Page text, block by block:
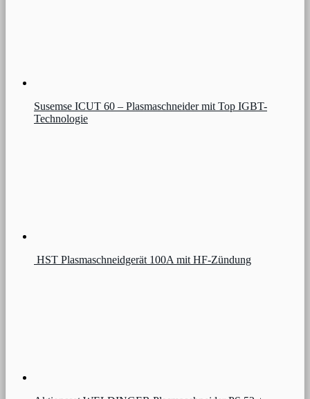
Susemse ICUT 60 – Plasmaschneider mit Top IGBT-
Technologie
HST Plasmaschneidgerät 100A mit HF-Zündung